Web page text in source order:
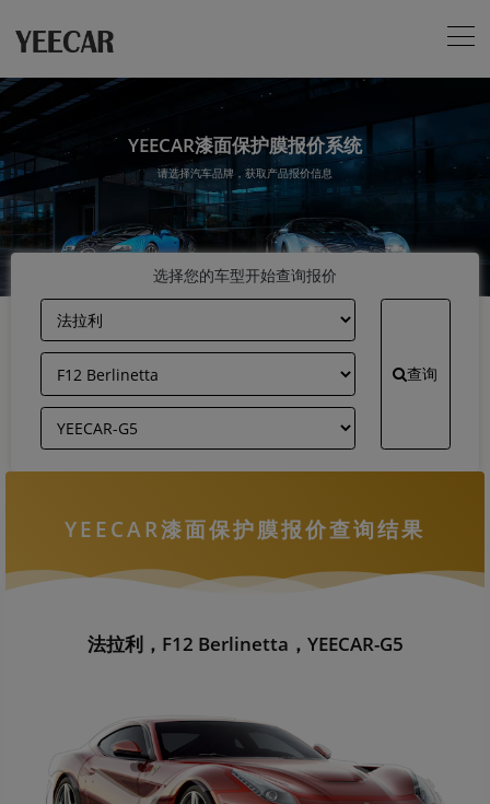
YEECAR漆面保护膜报价系统
请选择汽车品牌，获取产品报价信息
选择您的车型开始查询报价
查询
YEECAR漆面保护膜报价查询结果
法拉利，F12 Berlinetta，YEECAR-G5